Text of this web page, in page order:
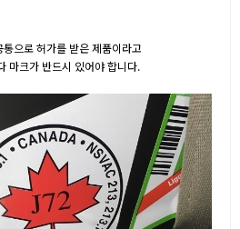
으로 허가를 받은 제품이라고
마크가 반드시 있어야 합니다.